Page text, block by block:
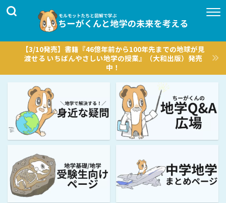
【3/10発売】書籍『46億年前から100年先までの地球が見
渡せる いちばんやさしい地学の授業』（大和出版）発売
中！